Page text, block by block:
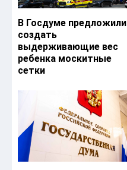
В Госдуме предложили
создать
выдерживающие вес
ребенка москитные
сетки